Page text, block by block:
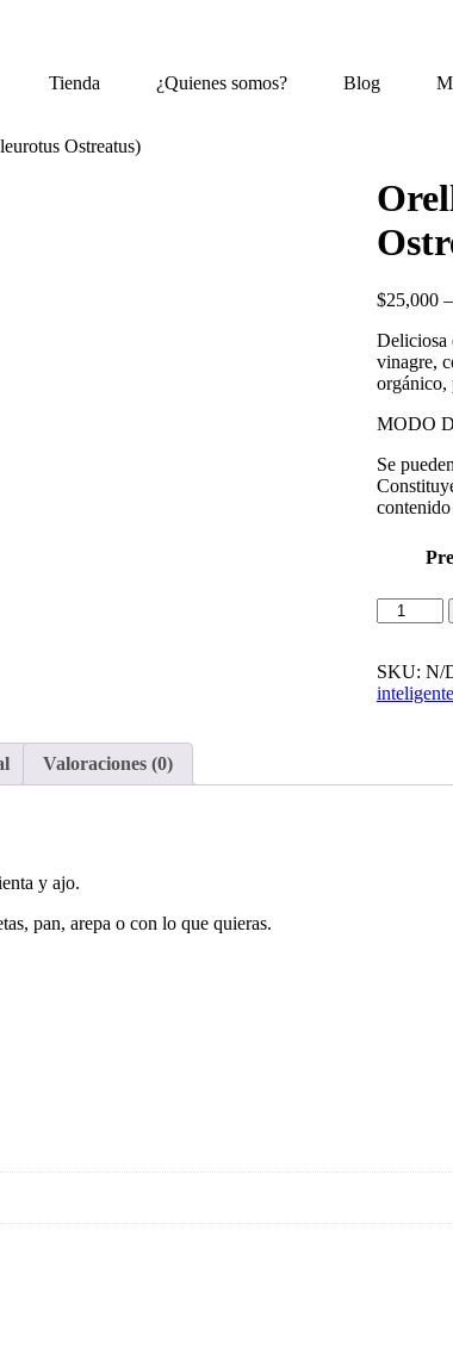
Tienda ¿Quienes somos? Blog
Ostreatus)
$25,000 –
Deliciosa
vinagre,
orgánico,
MODO
Se
Orellanas
en
(Pleurotus
Ostreatus)
SKU: N/
Valoraciones (0)
y ajo.
pan, arepa o con lo que quieras.